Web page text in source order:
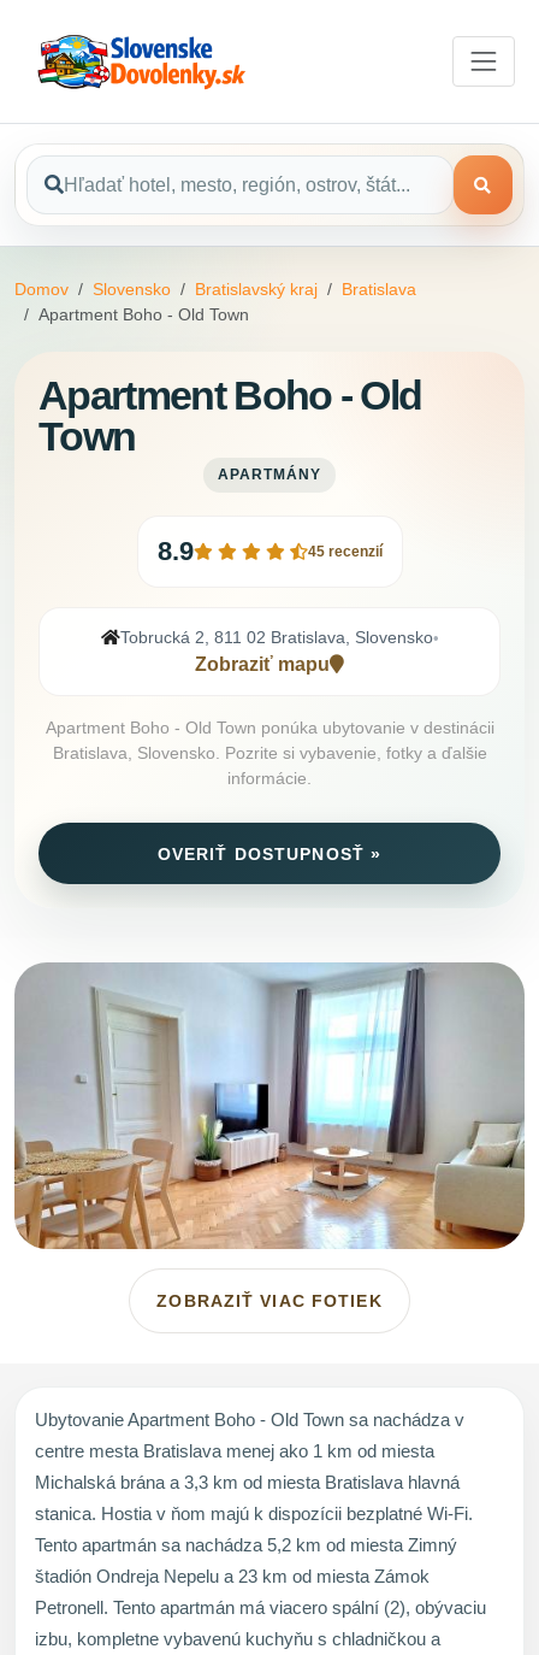
Domov Slovensko Bratislavský kraj
Bratislava
Apartment Boho - Old Town
Apartment Boho - Old
Town
APARTMÁNY
8.9 45 recenzií
Tobrucká 2, 811 02 Bratislava, Slovensko•
Zobraziť mapu
Apartment Boho - Old Town ponúka ubytovanie v destinácii
Bratislava, Slovensko. Pozrite si vybavenie, fotky a ďalšie
informácie.
OVERIŤ DOSTUPNOSŤ »
ZOBRAZIŤ VIAC FOTIEK
Ubytovanie Apartment Boho - Old Town sa nachádza v
centre mesta Bratislava menej ako 1 km od miesta
Michalská brána a 3,3 km od miesta Bratislava hlavná
stanica. Hostia v ňom majú k dispozícii bezplatné Wi-Fi.
Tento apartmán sa nachádza 5,2 km od miesta Zimný
štadión Ondreja Nepelu a 23 km od miesta Zámok
Petronell. Tento apartmán má viacero spální (2), obývaciu
izbu, kompletne vybavenú kuchyňu s chladničkou a